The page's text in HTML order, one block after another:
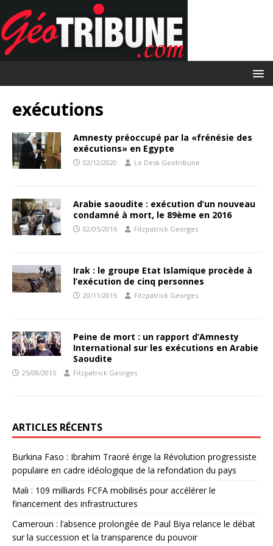
exécutions
Amnesty préoccupé par la «frénésie des
exécutions» en Egypte
02/12/2020 Le Desk Geotribune
Arabie saoudite : exécution d’un nouveau
condamné à mort, le 89ème en 2016
02/05/2016 Fitzpatrick Georges
Irak : le groupe Etat Islamique procède à
l’exécution de cinq personnes
20/11/2015 Fitzpatrick Georges
Peine de mort : un rapport d’Amnesty
International sur les exécutions en Arabie
Saoudite
25/08/2015 Fitzpatrick Georges
ARTICLES RÉCENTS
Burkina Faso : Ibrahim Traoré érige la Révolution progressiste
populaire en cadre idéologique de la refondation du pays
Mali : 109 milliards FCFA mobilisés pour accélérer le
financement des infrastructures
Cameroun : l’absence prolongée de Paul Biya relance le débat
sur la succession et la transparence du pouvoir